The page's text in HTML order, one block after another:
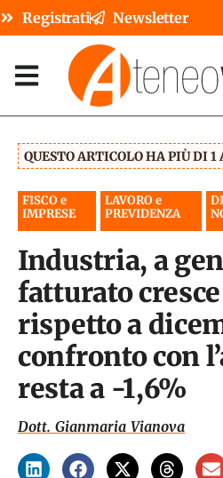
Registrati Newsletter
QUESTO ARTICOLO HA PIÙ DI 1
FISCO e
IMPRESE
LAVORO e
PREVIDENZA
Industria, a
fatturato
rispetto a
confronto con
resta a -1,6%
Dott. Gianmaria Vianova